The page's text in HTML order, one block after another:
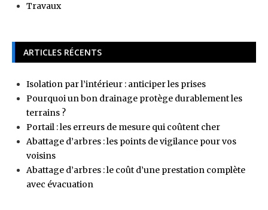
Travaux
ARTICLES RÉCENTS
Isolation par l’intérieur : anticiper les prises
Pourquoi un bon drainage protège durablement les
terrains ?
Portail : les erreurs de mesure qui coûtent cher
Abattage d’arbres : les points de vigilance pour vos
voisins
Abattage d’arbres : le coût d’une prestation complète
avec évacuation